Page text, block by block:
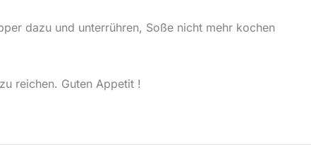
dazu und unterrühren, Soße nicht mehr kochen
reichen. Guten Appetit !